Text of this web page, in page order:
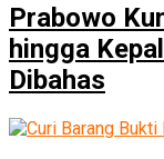
Prabowo
hingga
Dibahas